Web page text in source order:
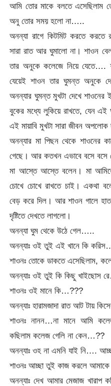
আমি তোর মাকে বলতে এসেছিলাম
অনু তোর সময় হলো না…..
অনন্যা রাগে কিটমিট করতে
সারা রাত আর ঘুমালো না। শাওন
তার অনুকে কলেজে নিয়ে যেতে….
যেয়েই শাওন তার ঘুমন্ত অনুকে
অনন্যার ঘুমন্ত মুখটা দেখে শাওনের
বুকের মধ্যে লুকিয়ে রাখতে, যেন
এই মায়াবি মুখটা সারা জীবন অপলোক
অনন্যার মা পিছন থেকে শাওনের
গেছে। আর কতখন এভাবে বসে বসে
মা আস্তে আস্তে বলেন। মা
চোখে চোখে রাখতে চাই। একথা
বেড় করে দিল। আর শাওন গালে
দৃষ্টিতে দেখতে লাগলো।
অনন্যা ঘুম থেকে উঠে গেল…..
অনন্যাঃ ওই তুই এই খানে কি
শাওনঃ তোকে ডাকতে এসেছিলাম,
অনন্যাঃ ওই তুই কি কিছু খাইছোস
শাওনঃ ওই মানে কি…???
অনন্যাঃ হারামজাদা রাত আট টায়
শাওনঃ নানন…না মানে আমি
কছিলাম কলেজ গেলি না কেন…??
অনন্যাঃ ওহ না এমনি যাই নি….
শাওনঃ আচ্ছা তুই কাজ করলে
অনন্যাঃ দেখ আমার মেজাজ